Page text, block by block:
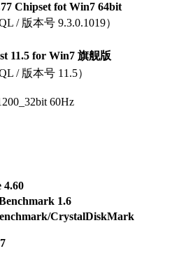
Chipset fot Win7 64bit
/ 版本号 9.3.0.1019）
11.5 for Win7 旗舰版
/ 版本号 11.5）
60Hz
4.60
1.6
CrystalDiskMark